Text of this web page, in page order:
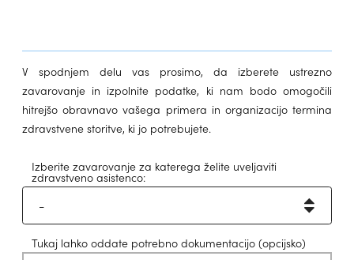
V spodnjem delu vas prosimo, da izberete ustrezno
zavarovanje in izpolnite podatke, ki nam bodo omogočili
hitrejšo obravnavo vašega primera in organizacijo termina
zdravstvene storitve, ki jo potrebujete.
Izberite zavarovanje za katerega želite uveljaviti
zdravstveno asistenco:
Tukaj lahko oddate potrebno dokumentacijo (opcijsko)